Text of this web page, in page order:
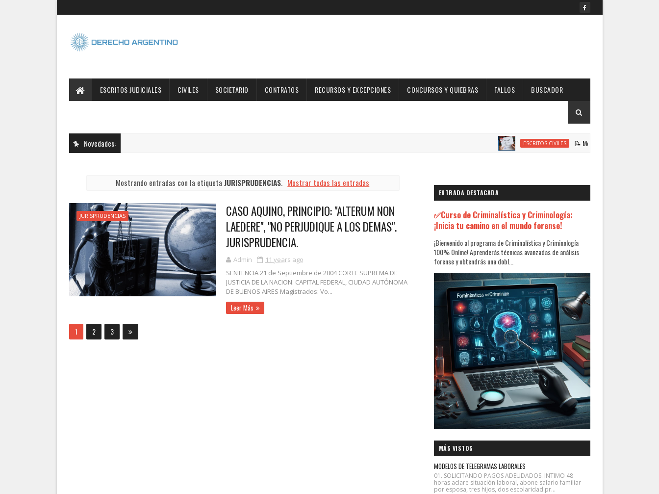
ESCRITOS JUDICIALES CIVILES SOCIETARIO CONTRATOS RECURSOS Y EXCEPCIONES CONCURSOS Y QUIEBRAS FALLOS BUSCADOR
Novedades: ESCRITOS CIVILES 📝 Modelo de Escrito Solicitando
Mostrando entradas con la etiquetaJURISPRUDENCIAS. Mostrar todas las entradas
JURISPRUDENCIAS
CASO AQUINO, PRINCIPIO: "ALTERUM NON
LAEDERE", "NO PERJUDIQUE A LOS DEMAS".
JURISPRUDENCIA.
Admin
11 years ago
SENTENCIA 21 de Septiembre de 2004 CORTE SUPREMA DE
JUSTICIA DE LA NACION. CAPITAL FEDERAL, CIUDAD AUTÓNOMA
DE BUENOS AIRES Magistrados: Vo...
Leer Más
1 2 3
ENTRADA DESTACADA
✅Curso de Criminalística y Criminología:
¡Inicia tu camino en el mundo forense!
¡Bienvenido al programa de Criminalística y Criminología
100% Online! Aprenderás técnicas avanzadas de análisis
forense y obtendrás una dobl...
MÁS VISTOS
MODELOS DE TELEGRAMAS LABORALES
01. SOLICITANDO PAGOS ADEUDADOS. INTIMO 48
horas aclare situación laboral, abone salario familiar
por esposa, tres hijos, dos escolaridad pr...